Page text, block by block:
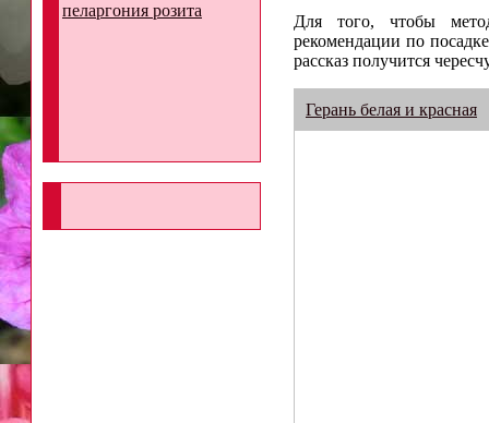
пеларгония розита
Для того, чтобы
рекомендации по
рассказ получится
Герань белая и красная